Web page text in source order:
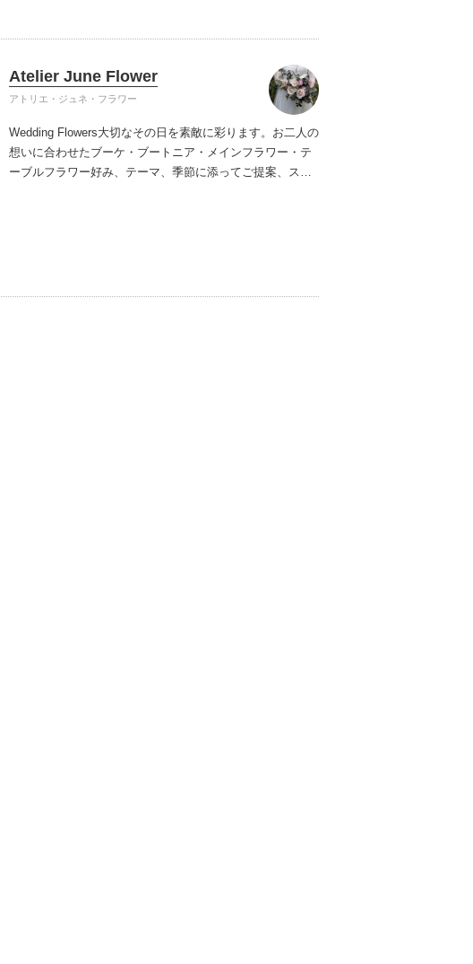
Atelier June Flower
アトリエ・ジュネ・フラワー
Wedding Flowers大切なその日を素敵に彩ります。 お二人の
想いに合わせたブーケ・ブートニア・メインフラワー・テ
ーブルフラワー好み、テーマ、季節に添ってご提案、スタ